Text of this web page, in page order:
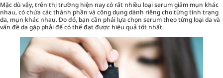
Mặc dù vậy, trên thị trường hiện nay có rất nhiều loại serum giảm mụn khác
nhau, có chứa các thành phần và công dụng dành riêng cho từng tình trạng
da, mụn khác nhau. Do đó, bạn cần phải lựa chọn serum theo từng loại da và
vấn đề da gặp phải để có thể đạt được hiệu quả tốt nhất.